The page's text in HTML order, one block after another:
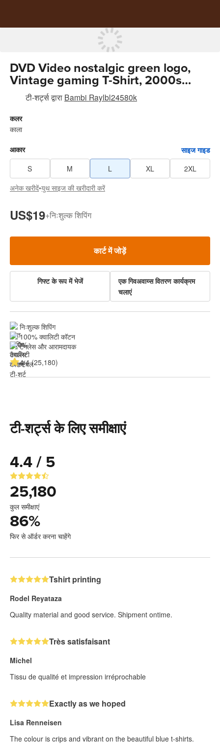
DVD Video nostalgic green logo,
Vintage gaming T-Shirt, 2000s
aesthetic, Retro good shirts tiedye
mugshot shirt breezy shirt Cotton
Menswear
टी-शर्ट्सद्वारा Bambi Raylbl24580k
कलर
काला
आकार
साइज गाइड
S
M L XL
2XL
अनेक खरीदें•युथ साइज की खरीदारी करें
US$19+निःशुल्क शिपिंग
कार्ट में जोड़ें
गिफ्ट के रूप में भेजें
एक गिवअवाय्स वितरण कार्यक्रम
चलाएं
निःशुल्क शिपिंग
100% क्वालिटी कॉटन
टैगलेस और आरामदायक
4.4 (25,180)
टी-शर्ट्स के लिए समीक्षाएं
4.4 / 5
25,180
कुल समीक्षाएं
86%
फिर से ऑर्डर करना चाहेंगे
Tshirt printing
Rodel Reyataza
Quality material and good service. Shipment ontime.
Très satisfaisant
Michel
Tissu de qualité et impression irréprochable
Exactly as we hoped
Lisa Renneisen
The colour is crips and vibrant on the beautiful blue t-shirts.